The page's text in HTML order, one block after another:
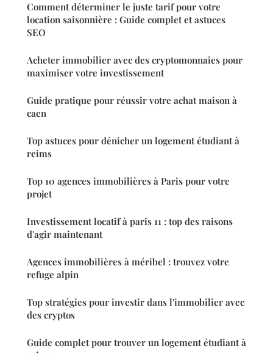
Comment déterminer le juste tarif pour votre
location saisonnière : Guide complet et astuces
SEO
Acheter immobilier avec des cryptomonnaies pour
maximiser votre investissement
Guide pratique pour réussir votre achat maison à
caen
Top astuces pour dénicher un logement étudiant à
reims
Top 10 agences immobilières à Paris pour votre
projet
Investissement locatif à paris 11 : top des raisons
d'agir maintenant
Agences immobilières à méribel : trouvez votre
refuge alpin
Top stratégies pour investir dans l'immobilier avec
des cryptos
Guide complet pour trouver un logement étudiant à